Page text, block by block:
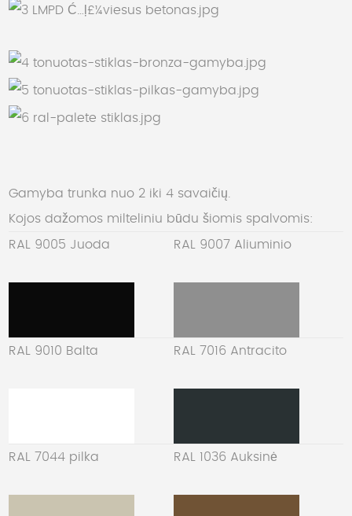
Gamyba trunka nuo 2 iki 4 savaičių.
Kojos dažomos milteliniu būdu šiomis spalvomis:
RAL 9005 Juoda RAL 9007 Aliuminio
RAL 9010 Balta RAL 7016 Antracito
RAL 7044 pilka RAL 1036 Auksinė